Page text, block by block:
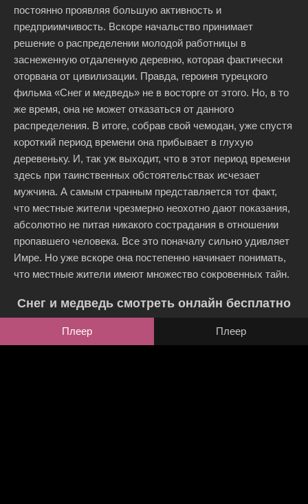
постоянно проявляя большую активность и
предприимчивость. Вскоре начальство принимает
решение о распределении молодой работницы в
заснеженную отдаленную деревню, которая фактически
оторвана от цивилизации. Правда, героиня турецкого
фильма «Снег и медведь» не в восторге от этого. Но, в то
же время, она не может отказаться от данного
распределения. В итоге, собрав свой чемодан, уже спустя
короткий период времени она прибывает в глухую
деревеньку. И, так уж выходит, что в этот период времени
здесь при таинственных обстоятельствах исчезает
мужчина. А самым странным представляется тот факт,
что местные жители чрезмерно неохотно дают показания,
абсолютно не питая никакого сострадания в отношении
пропавшего человека. Все это поначалу сильно удивляет
Имре. Но уже вскоре она постепенно начинает понимать,
что местные жители имеют множество сокровенных тайн.
Снег и медведь смотреть онлайн бесплатно
Плеер Плеер